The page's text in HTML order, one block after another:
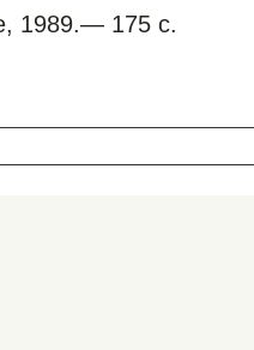
1989.— 175 с.